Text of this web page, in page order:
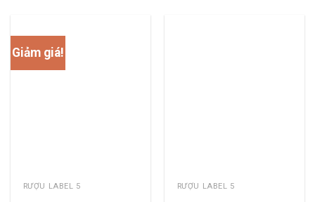
Giảm giá!
RƯỢU LABEL 5 RƯỢU LABEL 5